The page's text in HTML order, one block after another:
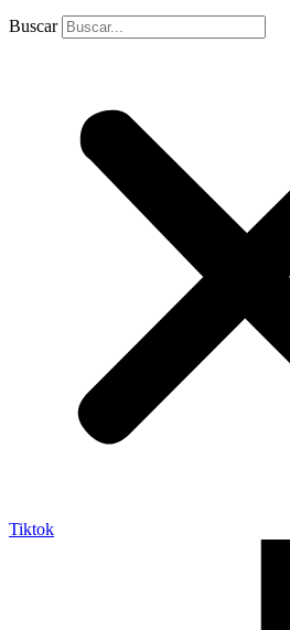
Buscar
Tiktok